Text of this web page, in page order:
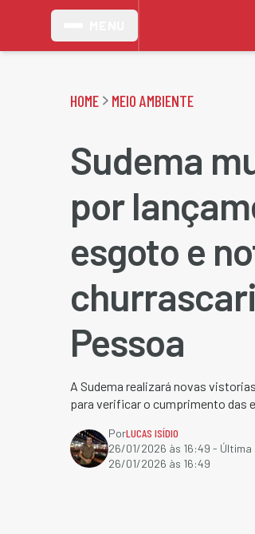
HOME MEIO AMBIENTE
Sudema
por
esgoto e
Pessoa
A Sudema realizará novas
para verificar o cumprimento das
PorLUCAS ISÍDIO
26/01/2026 às 16:49 - Última
26/01/2026 às 16:49